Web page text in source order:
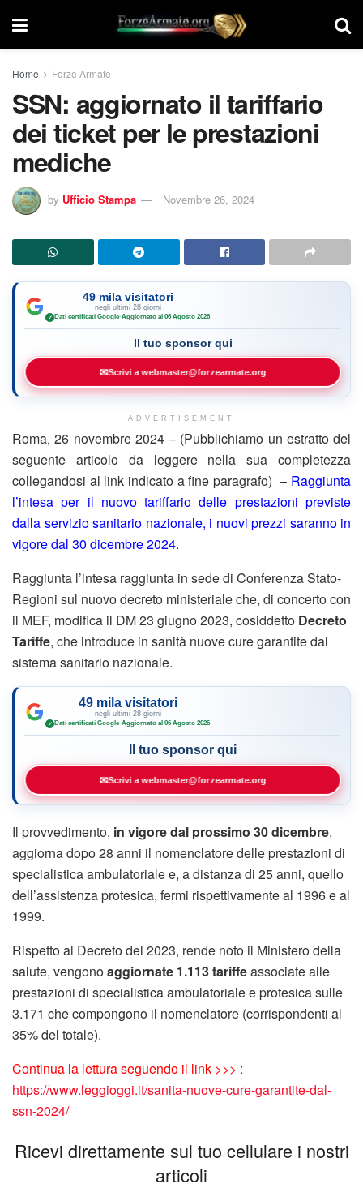
Home Forze Armate
SSN: aggiornato il tariffario
dei ticket per le prestazioni
mediche
by Ufficio Stampa Novembre 26, 2024
49 mila visitatori
negli ultimi 28 giorni
✓ Dati certificati Google·Aggiornato al 06 Agosto 2026
Il tuo sponsor qui
✉Scrivi a webmaster@forzearmate.org
ADVERTISEMENT
Roma, 26 novembre 2024 – (Pubblichiamo un estratto del
seguente articolo da leggere nella sua completezza
collegandosi al link indicato a fine paragrafo) – Raggiunta
l’intesa per il nuovo tariffario delle prestazioni previste
dalla servizio sanitario nazionale, i nuovi prezzi saranno in
vigore dal 30 dicembre 2024.
Raggiunta l’intesa raggiunta in sede di Conferenza Stato-
Regioni sul nuovo decreto ministerialeche, di concerto con
il MEF, modifica il DM 23 giugno 2023, cosiddetto Decreto
Tariffe, che introduce in sanità nuove cure garantite dal
sistema sanitario nazionale.
49 mila visitatori
negli ultimi 28 giorni
✓ Dati certificati Google·Aggiornato al 06 Agosto 2026
Il tuo sponsor qui
✉Scrivi a webmaster@forzearmate.org
Il provvedimento, in vigore dal prossimo 30 dicembre,
aggiorna dopo 28 anni il nomenclatore delle prestazioni di
specialistica ambulatoriale e, a distanza di 25 anni, quello
dell’assistenza protesica, fermi rispettivamente al 1996 e al
1999.
Rispetto al Decreto del 2023, rende noto il Ministero della
salute, vengonoaggiornate 1.113 tariffeassociate alle
prestazioni di specialistica ambulatoriale e protesica sulle
3.171 che compongono il nomenclatore (corrispondenti al
35% del totale).
Continua la lettura seguendo il link >>> :
https://www.leggioggi.it/sanita-nuove-cure-garantite-dal-
ssn-2024/
Ricevi direttamente sul tuo cellulare i nostri
articoli